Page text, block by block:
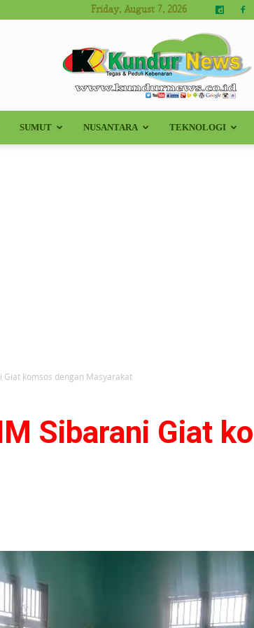
Friday, August 7, 2026
Kundur
SUMUT NUSANTARA TEKNOLOGI
Giat komsos dengan Masyarakat
Sibarani Giat